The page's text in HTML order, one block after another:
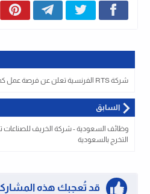
شركة RTS الفرنسية تعلن عن فرصة عمل كمراسل مباريات كرة قدم بدون خبرة
السابق
وظائف السعودية - شركة الخريف
التخرج بالسعودية
قد تُعجبك هذه